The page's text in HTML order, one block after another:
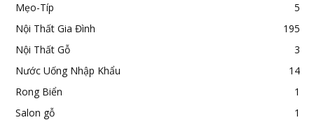
Mẹo-Típ
5
Nội Thất Gia Đình
195
Nội Thất Gỗ
3
Nước Uống Nhập Khẩu
14
Rong Biển
1
Salon gỗ
1